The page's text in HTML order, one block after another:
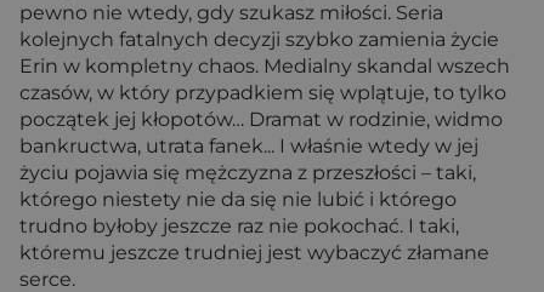
pewno nie wtedy, gdy szukasz miłości. Seria
kolejnych fatalnych decyzji szybko zamienia życie
Erin w kompletny chaos. Medialny skandal wszech
czasów, w który przypadkiem się wplątuje, to tylko
początek jej kłopotów… Dramat w rodzinie, widmo
bankructwa, utrata fanek... I właśnie wtedy w jej
życiu pojawia się mężczyzna z przeszłości – taki,
którego niestety nie da się nie lubić i którego
trudno byłoby jeszcze raz nie pokochać. I taki,
któremu jeszcze trudniej jest wybaczyć złamane
serce.